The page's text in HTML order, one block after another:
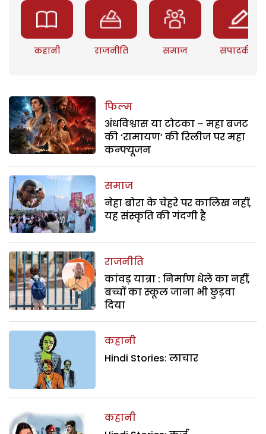
कहानी राजनीति समाज संपादकीय
फिल्म
अंधविश्वास या टोटका – महा बजट
की ‘रामायण’ की रिलीज पर महा
कन्फ्यूजन
समाज
नेहा बोरा के चेहरे पर कालिख नहीं,
यह संस्कृति की गंदगी है
राजनीति
कांवड़ यात्रा : निर्माण धेले का नहीं,
बच्चों का स्कूल जाना भी छुड़वा
दिया
कहानी
Hindi Stories: लाचार
कहानी